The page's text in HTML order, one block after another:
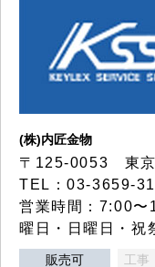
(株)内匠金物
〒125-0053 東京
TEL：03-3659-
営業時間：7:00〜
曜日・日曜日・祝
販売可 工事